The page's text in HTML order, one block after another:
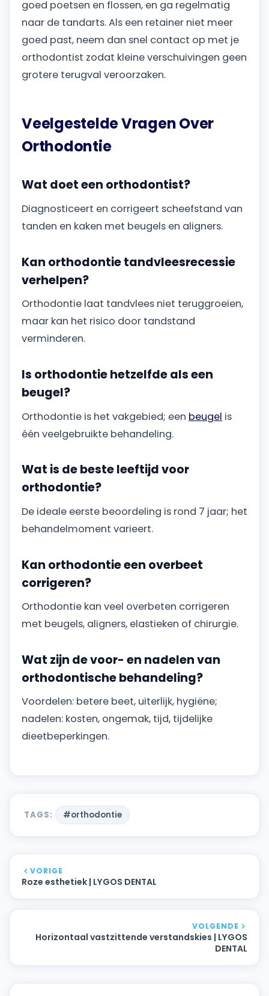
goed poetsen en flossen, en ga regelmatig
naar de tandarts. Als een retainer niet meer
goed past, neem dan snel contact op met je
orthodontist zodat kleine verschuivingen geen
grotere terugval veroorzaken.
Veelgestelde Vragen Over
Orthodontie
Wat doet een orthodontist?
Diagnosticeert en corrigeert scheefstand van
tanden en kaken met beugels en aligners.
Kan orthodontie tandvleesrecessie
verhelpen?
Orthodontie laat tandvlees niet teruggroeien,
maar kan het risico door tandstand
verminderen.
Is orthodontie hetzelfde als een
beugel?
Orthodontie is het vakgebied; een beugel is
één veelgebruikte behandeling.
Wat is de beste leeftijd voor
orthodontie?
De ideale eerste beoordeling is rond 7 jaar; het
behandelmoment varieert.
Kan orthodontie een overbeet
corrigeren?
Orthodontie kan veel overbeten corrigeren
met beugels, aligners, elastieken of chirurgie.
Wat zijn de voor- en nadelen van
orthodontische behandeling?
Voordelen: betere beet, uiterlijk, hygiëne;
nadelen: kosten, ongemak, tijd, tijdelijke
dieetbeperkingen.
TAGS: #orthodontie
VORIGE
Roze esthetiek | LYGOS DENTAL
VOLGENDE
Horizontaal vastzittende verstandskies | LYGOS
DENTAL